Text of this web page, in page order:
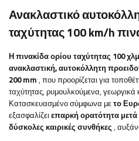
Ανακλαστικό
ταχύτητας 100 km/h
Η πινακίδα ορίου ταχύτητας 100
ανακλαστική, αυτοκόλλητη
200 mm , που προορίζεται για
ταχύτητας, ρυμουλκούμενα, γεωργικά
Κατασκευασμένο σύμφωνα μετο
εξασφαλίζειεπαρκή ορατότητα
δύσκολες καιρικές συνθήκες,